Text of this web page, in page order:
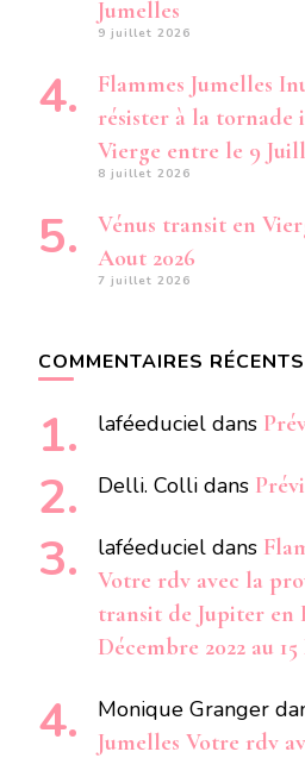
Jumelles
9 juillet 2026
Flammes Jumelles
résister à la tornade
Vierge entre le 9
8 juillet 2026
Vénus transit en
Aout 2026
7 juillet 2026
COMMENTAIRES RÉCENTS
laféeduciel dans
Delli. Colli dans
laféeduciel dans
Votre rdv avec la
transit de Jupiter en
Décembre 2022 au
Monique Granger
Jumelles Votre rdv